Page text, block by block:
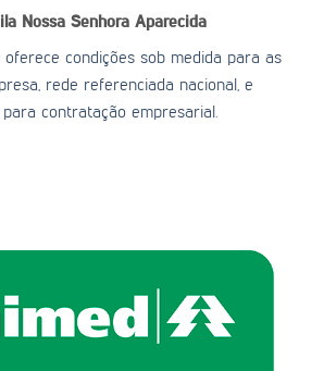
Nossa Senhora Aparecida
condições sob medida para as
rede referenciada nacional, e
contratação empresarial.